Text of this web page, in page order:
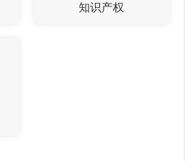
知识产权